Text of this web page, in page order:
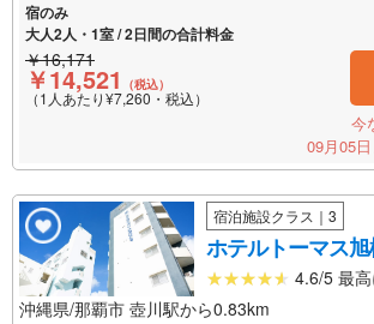
宿のみ
大人2人・1室 / 2日間の合計料金
￥16,171
￥14,521 （税込）
（1人あたり¥7,260・税込）
今
09月05
宿泊施設クラス｜3
ホテルトーマス
4.6/5 最
沖縄県/那覇市 壺川駅から0.83km